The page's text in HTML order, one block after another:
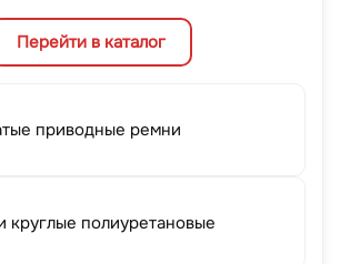
Перейти в каталог
приводные ремни
круглые полиуретановые